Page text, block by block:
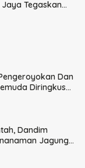
Tegaskan
Dan
Diringkus
Dandim
Jagung